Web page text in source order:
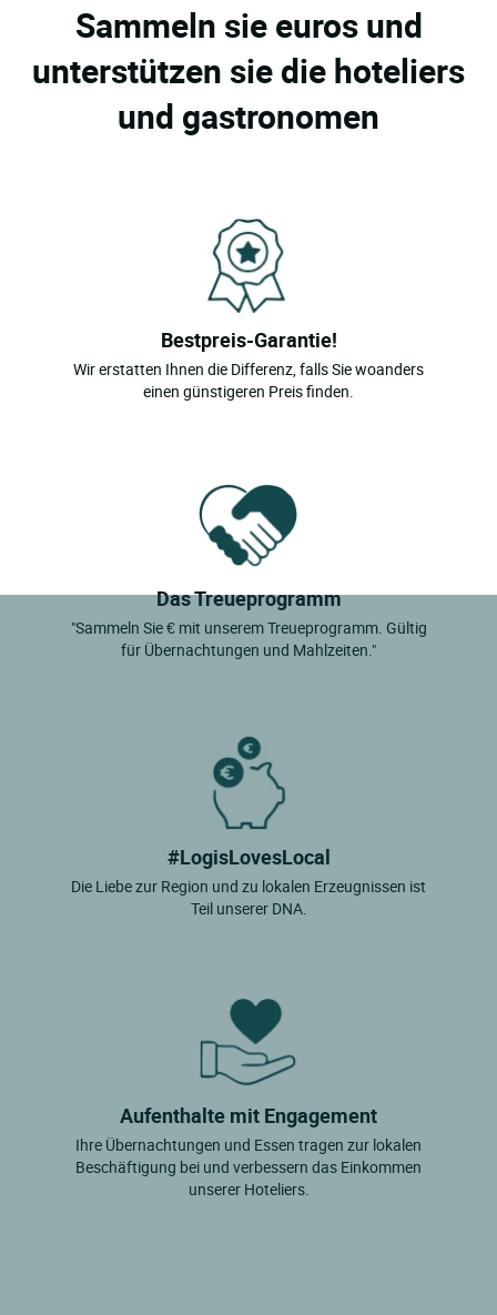
Sammeln sie euros und
unterstützen sie die hoteliers
und gastronomen
Bestpreis-Garantie!
Wir erstatten Ihnen die Differenz, falls Sie woanders
einen günstigeren Preis finden.
Das Treueprogramm
"Sammeln Sie € mit unserem Treueprogramm. Gültig
für Übernachtungen und Mahlzeiten."
#LogisLovesLocal
Die Liebe zur Region und zu lokalen Erzeugnissen ist
Teil unserer DNA.
Aufenthalte mit Engagement
Ihre Übernachtungen und Essen tragen zur lokalen
Beschäftigung bei und verbessern das Einkommen
unserer Hoteliers.